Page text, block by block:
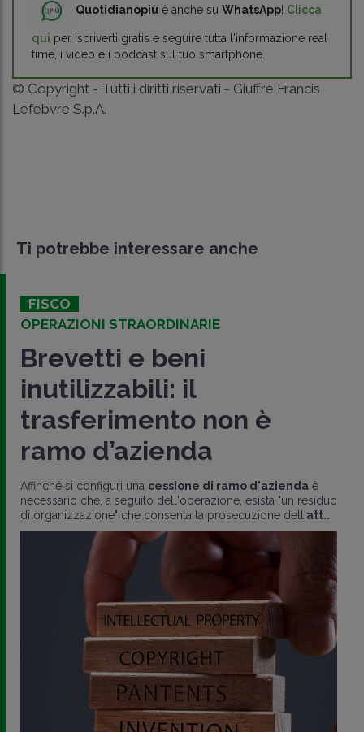
Quotidianopiù è anche su WhatsApp! Clicca
qui per iscriverti gratis e seguire tutta l'informazione real
time, i video e i podcast sul tuo smartphone.
© Copyright - Tutti i diritti riservati - Giuffrè Francis
Lefebvre S.p.A.
Ti potrebbe interessare anche
FISCO
OPERAZIONI STRAORDINARIE
Brevetti e beni
inutilizzabili: il
trasferimento non è
ramo d’azienda
Affinché si configuri una cessione di ramo d'azienda è
necessario che, a seguito dell'operazione, esista "un residuo
di organizzazione" che consenta la prosecuzione dell'att..